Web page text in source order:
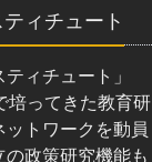
ィチュート
ィチュート」
培ってきた教育研
トワークを動員
の政策研究機能も